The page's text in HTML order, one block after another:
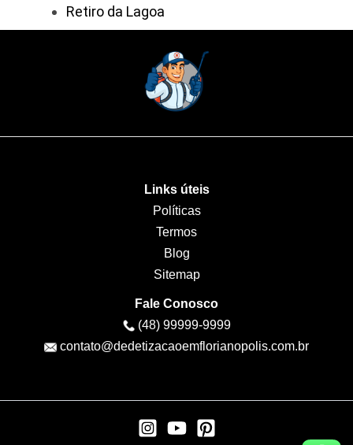
Retiro da Lagoa
Links úteis
Políticas
Termos
Blog
Sitemap
Fale Conosco
(48) 99999-9999
contato@dedetizacaoemflorianopolis.com.br